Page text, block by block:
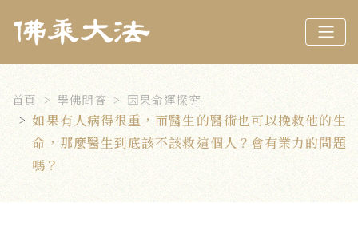
首頁 學佛問答 因果命運探究
如果有人病得很重，而醫生的醫術也可以挽救他的生
命，那麼醫生到底該不該救這個人？會有業力的問題
嗎？